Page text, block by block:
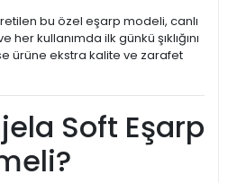
bu özel eşarp modeli, canlı
kullanımda ilk günkü şıklığını
ürüne ekstra kalite ve zarafet
Soft Eşarp